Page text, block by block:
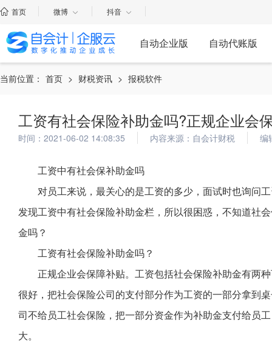
首页 微博 抖音
自动企业版 自动代账版
当前位置： 首页 > 财税资讯 > 报税软件
工资有社会保险补助金吗?正规企业会
时间：2021-06-02 14:08:35 内容来源：自会计财税 编
工资中有社会保补助金吗
对员工来说，最关心的是工资的多少，面试时也询问
发现工资中有社会保险补助金栏，所以很困惑，不知道社
金吗？
工资有社会保险补助金吗？
正规企业会保障补贴。工资包括社会保险补助金有两
很好，把社会保险公司的支付部分作为工资的一部分拿到
司不给员工社会保险，把一部分资金作为补助金支付给员
大。